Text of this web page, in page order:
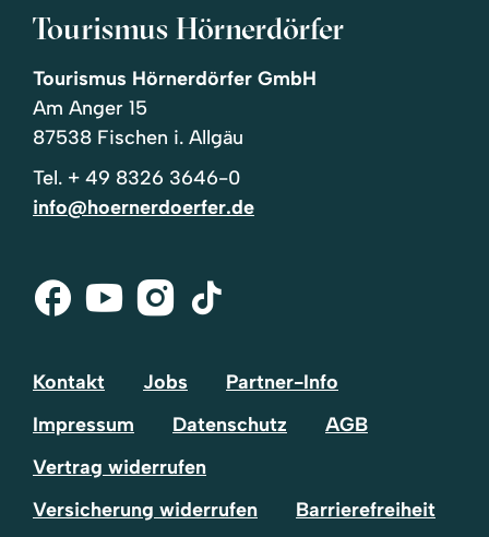
Tourismus Hörnerdörfer
Tourismus Hörnerdörfer GmbH
Am Anger 15
87538 Fischen i. Allgäu
Tel. + 49 8326 3646-0
info@hoernerdoerfer.de
Facebook
Youtube
Instagram
Tik-
Kontakt Jobs
Partner-Info
Impressum
Datenschutz
AGB
Vertrag widerrufen
Versicherung widerrufen
Barrierefreiheit